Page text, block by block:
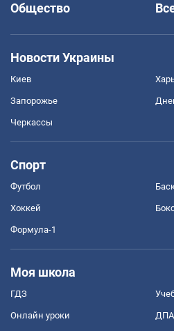
Общество
Новости Украины
Киев
Запорожье
Черкассы
Спорт
Футбол
Хоккей
Формула-1
Моя школа
ГДЗ
Онлайн уроки ДПА